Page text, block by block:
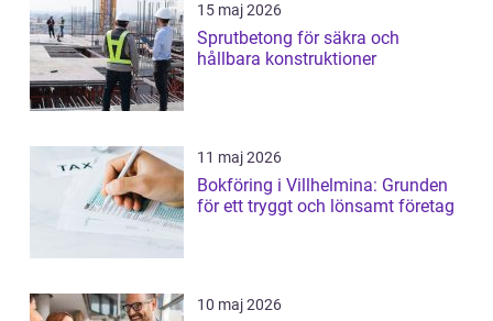
15 maj 2026
Sprutbetong för säkra och
hållbara konstruktioner
11 maj 2026
Bokföring i Villhelmina: Grunden
för ett tryggt och lönsamt företag
10 maj 2026